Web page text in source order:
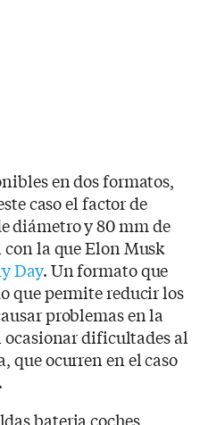
en dos formatos,
caso el factor de
diámetro y 80 mm de
con la que Elon Musk
Day. Un formato que
que permite reducir los
problemas en la
dificultades al
que ocurren en el caso